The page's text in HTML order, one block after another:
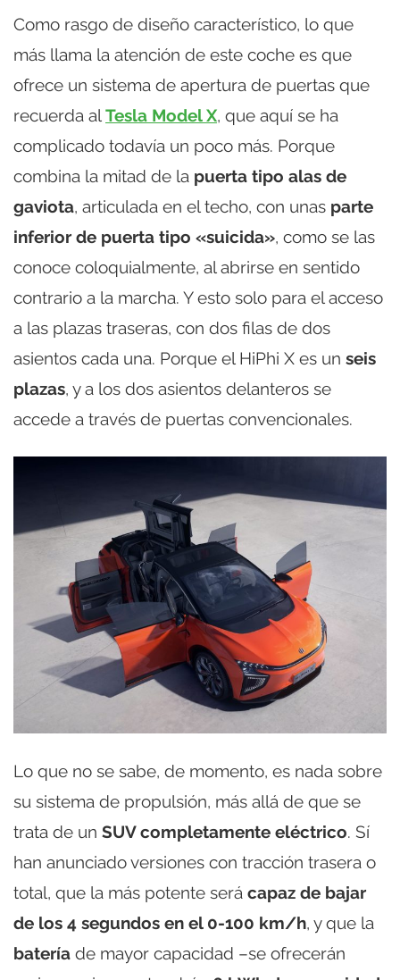
Como rasgo de diseño característico, lo que
más llama la atención de este coche es que
ofrece un sistema de apertura de puertas que
recuerda alTesla Model X, que aquí se ha
complicado todavía un poco más. Porque
combina la mitad de la puerta tipo alas de
gaviota, articulada en el techo, con unas parte
inferior de puerta tipo «suicida», como se las
conoce coloquialmente, al abrirse en sentido
contrario a la marcha. Y esto solo para el acceso
a las plazas traseras, con dos filas de dos
asientos cada una. Porque el HiPhi X es un seis
plazas, y a los dos asientos delanteros se
accede a través de puertas convencionales.
Lo que no se sabe, de momento, es nada sobre
su sistema de propulsión, más allá de que se
trata de un SUV completamente eléctrico. Sí
han anunciado versiones con tracción trasera o
total, que la más potente será capaz de bajar
de los 4 segundos en el 0-100 km/h, y que la
batería de mayor capacidad –se ofrecerán